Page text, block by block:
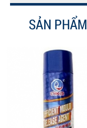
SẢN